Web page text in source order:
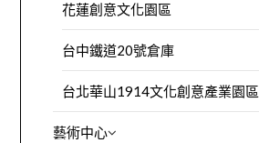
花蓮創意文化園區
台中鐵道20號倉庫
台北華山1914文化創意產業園區
藝術中心